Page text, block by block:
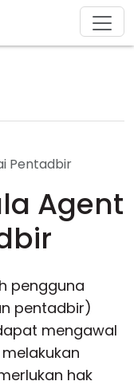
Pentadbir
Agent
pengguna
pentadbir)
mengawal
hak